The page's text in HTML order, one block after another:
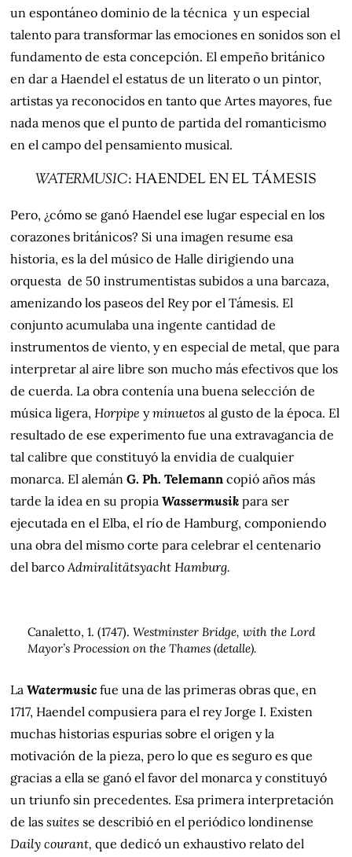
un espontáneo dominio de la técnica y un especial
talento para transformar las emociones en sonidos son el
fundamento de esta concepción. El empeño británico
en dar a Haendel el estatus de un literato o un pintor,
artistas ya reconocidos en tanto que Artes mayores, fue
nada menos que el punto de partida del romanticismo
en el campo del pensamiento musical.
WATERMUSIC: HAENDEL EN EL TÁMESIS
Pero, ¿cómo se ganó Haendel ese lugar especial en los
corazones británicos? Si una imagen resume esa
historia, es la del músico de Halle dirigiendo una
orquesta de 50 instrumentistas subidos a una barcaza,
amenizando los paseos del Rey por el Támesis. El
conjunto acumulaba una ingente cantidad de
instrumentos de viento, y en especial de metal, que para
interpretar al aire libre son mucho más efectivos que los
de cuerda. La obra contenía una buena selección de
música ligera,Horpipe yminuetos al gusto de la época. El
resultado de ese experimento fue una extravagancia de
tal calibre que constituyó la envidia de cualquier
monarca. El alemánG. Ph. Telemann copió años más
tarde la idea en su propiaWassermusikpara ser
ejecutada en el Elba, el río de Hamburg, componiendo
una obra del mismo corte para celebrar el centenario
del barcoAdmiralitätsyacht Hamburg.
Canaletto, 1. (1747). Westminster Bridge, with the Lord
Mayor’s Procession on the Thames (detalle).
LaWatermusic fue una de las primeras obras que, en
1717, Haendel compusiera para el rey Jorge I. Existen
muchas historias espurias sobre el origen y la
motivación de la pieza, pero lo que es seguro es que
gracias a ella se ganó el favor del monarca y constituyó
un triunfo sin precedentes. Esa primera interpretación
de lassuites se describió en el periódico londinense
Daily courant,que dedicó un exhaustivo relato del